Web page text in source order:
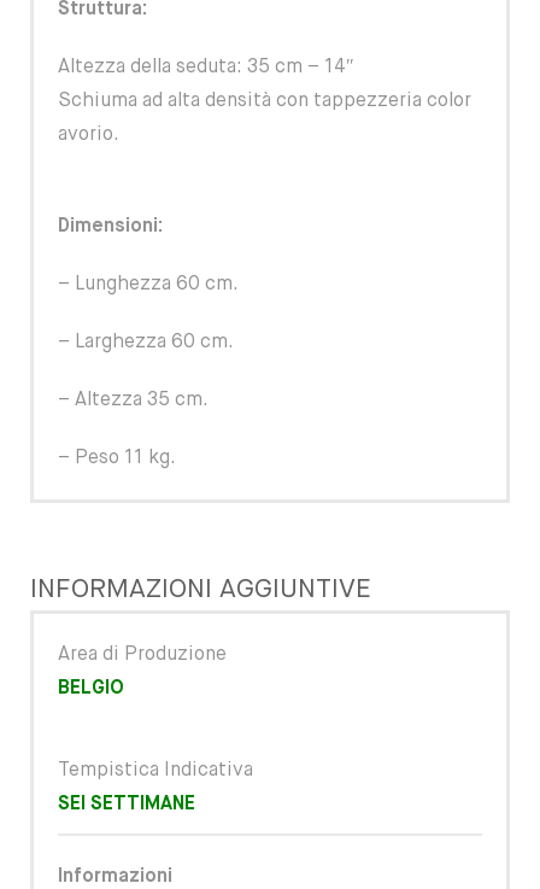
Struttura:
Altezza della seduta: 35 cm – 14″
Schiuma ad alta densità con tappezzeria color
avorio.
Dimensioni:
– Lunghezza 60 cm.
– Larghezza 60 cm.
– Altezza 35 cm.
– Peso 11 kg.
INFORMAZIONI AGGIUNTIVE
Area di Produzione
BELGIO
Tempistica Indicativa
SEI SETTIMANE
Informazioni